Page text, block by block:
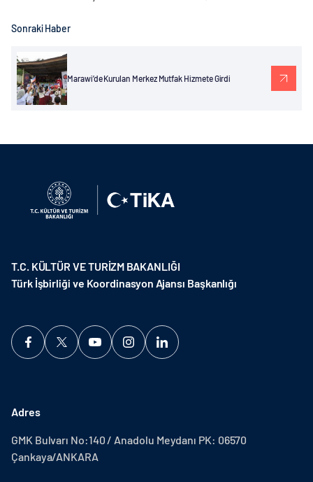
Sonraki Haber
Marawi’de Kurulan Merkez Mutfak Hizmete Girdi
T.C. KÜLTÜR VE TURİZM BAKANLIĞI
Türk İşbirliği ve Koordinasyon Ajansı Başkanlığı
Adres
GMK Bulvarı No:140 / Anadolu Meydanı PK: 06570
Çankaya/ANKARA